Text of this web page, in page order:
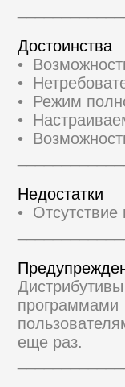
Достоинства
•
•
• Режим
•
•
Недостатки
• Отсутствие
еще раз.